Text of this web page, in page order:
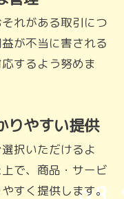
れがある取引につ
が不当に害される
するよう努めま
やすい提供
択いただけるよ
で、商品・サービ
すく提供します。